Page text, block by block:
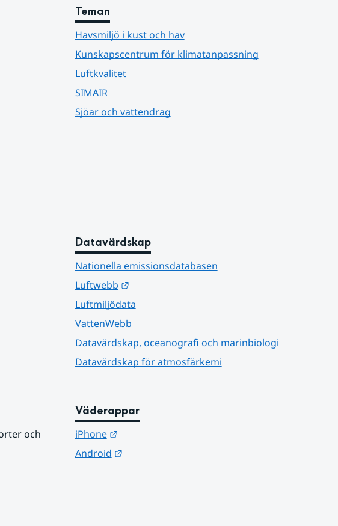
Teman
Havsmiljö i kust och hav
Kunskapscentrum för klimatanpassning
Luftkvalitet
SIMAIR
Sjöar och vattendrag
Datavärdskap
Nationella emissionsdatabasen
Luftwebb
Länk till annan webbplats.
Luftmiljödata
VattenWebb
Datavärdskap, oceanografi och marinbiologi
Datavärdskap för atmosfärkemi
och
Väderappar
iPhone
Länk till annan webbplats.
Android
Länk till annan webbplats.